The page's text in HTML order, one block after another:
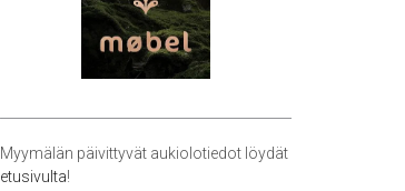
Myymälän päivittyvät aukiolotiedot löydät
etusivulta!